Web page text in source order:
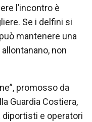
l’incontro è
Se i delfini si
mantenere una
non
promosso da
Guardia Costiera,
e operatori